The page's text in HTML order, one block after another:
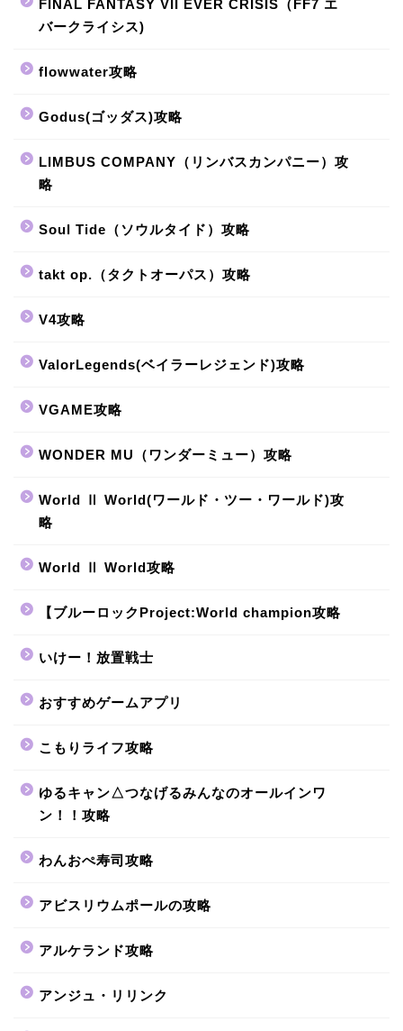
FINAL FANTASY VII EVER CRISIS（FF7 エ
バークライシス)
flowwater攻略
Godus(ゴッダス)攻略
LIMBUS COMPANY（リンバスカンパニー）攻
略
Soul Tide（ソウルタイド）攻略
takt op.（タクトオーパス）攻略
V4攻略
ValorLegends(ベイラーレジェンド)攻略
VGAME攻略
WONDER MU（ワンダーミュー）攻略
World Ⅱ World(ワールド・ツー・ワールド)攻
略
World Ⅱ World攻略
【ブルーロックProject:World champion攻略
いけー！放置戦士
おすすめゲームアプリ
こもりライフ攻略
ゆるキャン△つなげるみんなのオールインワ
ン！！攻略
わんおぺ寿司攻略
アビスリウムポールの攻略
アルケランド攻略
アンジュ・リリンク